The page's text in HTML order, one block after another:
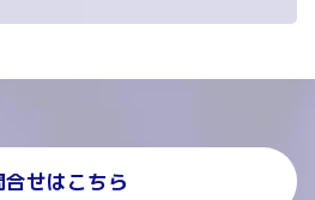
合せはこちら